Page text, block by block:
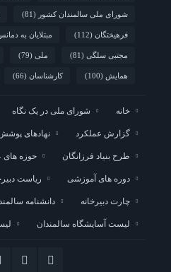
شورای ملی سالمندان کشور (81)
فرهیختگان (112) مبتلایان به
مجتبی سلگی (81) ملی (79)
همایش (100) کارشناسان (66)
خانه شورای ملی در یک نگاه
گزارش عملکرد نهادهای
طرح بنیاد فرزانگان حوزه های
دوره های آموزشی ریاست
چارت دبیرخانه دانشنامه
لیست آسایشگاه سالمندان